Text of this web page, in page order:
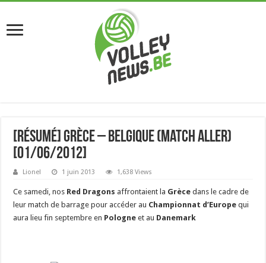
[Résumé] Grèce – Belgique (match aller)
[01/06/2012]
Lionel 1 juin 2013 1,638 Views
Ce samedi, nos Red Dragons affrontaient la Grèce dans le cadre de
leur match de barrage pour accéder au Championnat d’Europe qui
aura lieu fin septembre en Pologne et au Danemark